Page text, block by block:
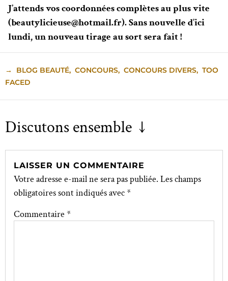
J’attends vos coordonnées complètes au plus vite
(beautylicieuse@hotmail.fr). Sans nouvelle d’ici
lundi, un nouveau tirage au sort sera fait !
→ BLOG BEAUTÉ, CONCOURS, CONCOURS DIVERS, TOO
FACED
Discutons ensemble ↓
LAISSER UN COMMENTAIRE
Votre adresse e-mail ne sera pas publiée. Les champs
obligatoires sont indiqués avec*
Commentaire *